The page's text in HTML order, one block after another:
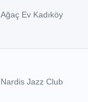
Ağaç Ev Kadıköy
Nardis Jazz Club